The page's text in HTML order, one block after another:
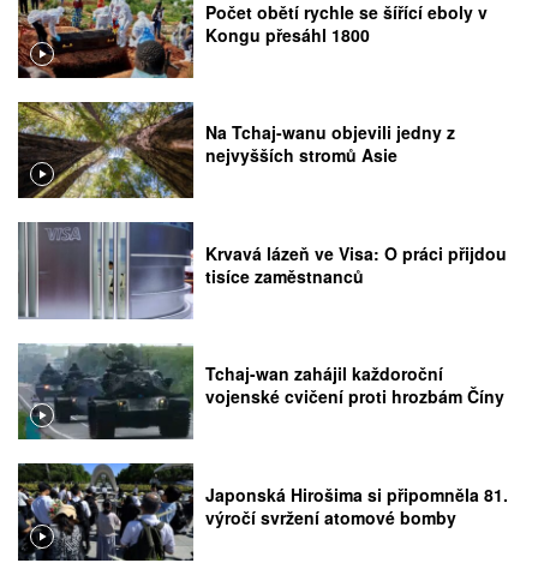
Počet obětí rychle se šířící eboly v
Kongu přesáhl 1800
Na Tchaj-wanu objevili jedny z
nejvyšších stromů Asie
Krvavá lázeň ve Visa: O práci přijdou
tisíce zaměstnanců
Tchaj-wan zahájil každoroční
vojenské cvičení proti hrozbám Číny
Japonská Hirošima si připomněla 81.
výročí svržení atomové bomby